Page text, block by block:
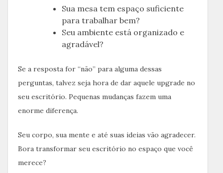
Sua mesa tem espaço suficiente
para trabalhar bem?
Seu ambiente está organizado e
agradável?
Se a resposta for “não” para alguma dessas
perguntas, talvez seja hora de dar aquele upgrade no
seu escritório. Pequenas mudanças fazem uma
enorme diferença.
Seu corpo, sua mente e até suas ideias vão agradecer.
Bora transformar seu escritório no espaço que você
merece?